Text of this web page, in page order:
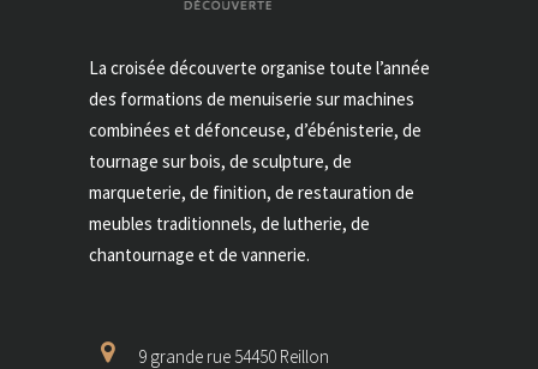
La croisée découverte organise toute l’année
des formations de menuiserie sur machines
combinées et défonceuse, d’ébénisterie, de
tournage sur bois, de sculpture, de
marqueterie, de finition, de restauration de
meubles traditionnels, de lutherie, de
chantournage et de vannerie.
9 grande rue 54450 Reillon